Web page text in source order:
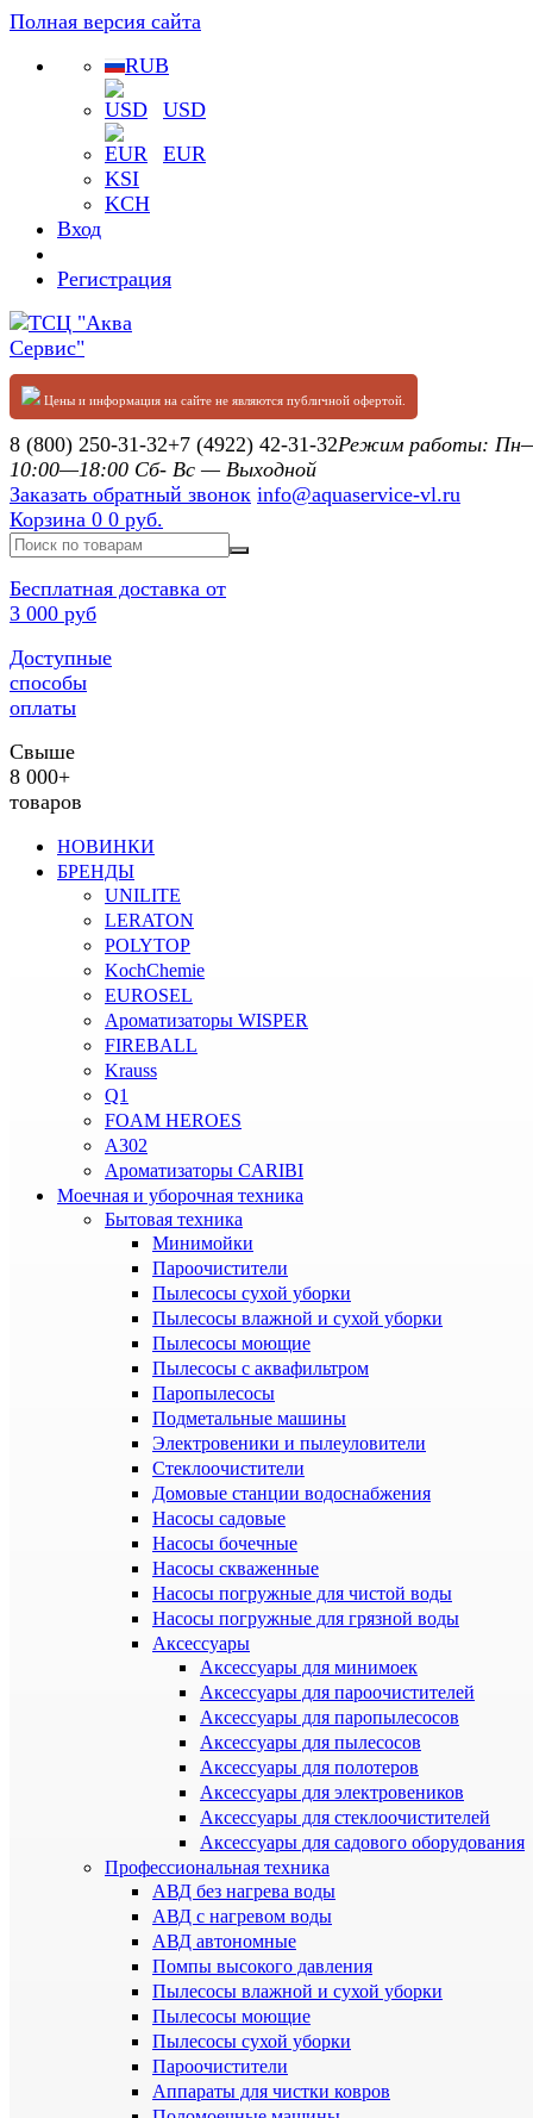
Полная версия сайта
RUB
USD
EUR
KSI
KCH
Вход
Регистрация
Цены и информация на сайте не являются публичной офертой.
8 (800) 250-31-32+7 (4922) 42-31-32Режим работы:
10:00—18:00 Сб- Вс — Выходной
Заказать обратный звонок info@aquaservice-vl.ru
Корзина 0 0 руб.
Бесплатная доставка от
3 000 руб
Доступные
способы
оплаты
Свыше
8 000+
товаров
НОВИНКИ
БРЕНДЫ
UNILITE
LERATON
POLYTOP
KochChemie
EUROSEL
Ароматизаторы WISPER
FIREBALL
Krauss
Q1
FOAM HEROES
A302
Ароматизаторы CARIBI
Моечная и уборочная техника
Бытовая техника
Минимойки
Пароочистители
Пылесосы сухой уборки
Пылесосы влажной и сухой уборки
Пылесосы моющие
Пылесосы с аквафильтром
Паропылесосы
Подметальные машины
Электровеники и пылеуловители
Стеклоочистители
Домовые станции водоснабжения
Насосы садовые
Насосы бочечные
Насосы скваженные
Насосы погружные для чистой воды
Насосы погружные для грязной воды
Аксессуары
Аксессуары для минимоек
Аксессуары для пароочистителей
Аксессуары для паропылесосов
Аксессуары для пылесосов
Аксессуары для полотеров
Аксессуары для электровеников
Аксессуары для стеклоочистителей
Аксессуары для садового оборудования
Профессиональная техника
АВД без нагрева воды
АВД с нагревом воды
АВД автономные
Помпы высокого давления
Пылесосы влажной и сухой уборки
Пылесосы моющие
Пылесосы сухой уборки
Пароочистители
Аппараты для чистки ковров